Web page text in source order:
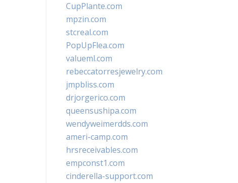
CupPlante.com
mpzin.com
stcreal.com
PopUpFlea.com
valueml.com
rebeccatorresjewelry.com
jmpbliss.com
drjorgerico.com
queensushipa.com
wendyweimerdds.com
ameri-camp.com
hrsreceivables.com
empconst1.com
cinderella-support.com